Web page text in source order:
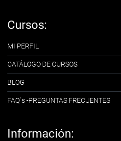
Cursos:
MI PERFIL
CATÁLOGO DE CURSOS
BLOG
FAQ´s -PREGUNTAS FRECUENTES
Información: